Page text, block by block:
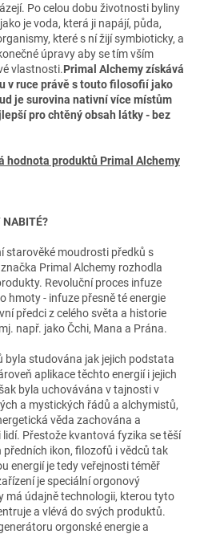
Po celou dobu životnosti byliny
je voda, která ji napájí, půda,
které s ní žijí symbioticky, a
úpravy aby se tím vším
vlastnosti.Primal Alchemy získává
v ruce právě s touto filosofií jako
je surovina nativní více místům
pro chtěný obsah látky - bez
hodnota produktů Primal Alchemy
NABITÉ?
starověké moudrosti předků s
Primal Alchemy rozhodla
Revoluční proces infuze
hmoty - infuze přesně té energie
předci z celého světa a historie
např. jako Čchi, Mana a Prána.
byla studována jak jejich podstata
aplikace těchto energií i jejich
byla uchovávána v tajnosti v
a mystických řádů a alchymistů,
věda zachována a
Přestože kvantová fyzika se těší
ikon, filozofů i vědců tak
energií je tedy veřejnosti téměř
je speciální orgonový
má údajně technologii, kterou tyto
a vlévá do svých produktů.
orgonské energie a